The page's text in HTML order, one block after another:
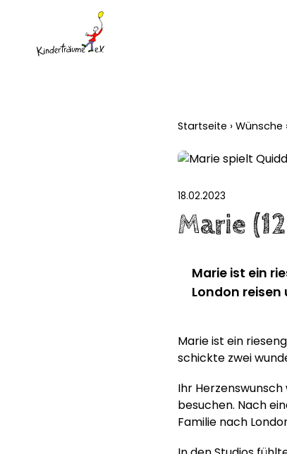
Startseite › Wünsche
18.02.2023
Marie
Marie ist ein
London
Marie ist ein
schickte zwei
Ihr
besuchen. Nach
Familie nach